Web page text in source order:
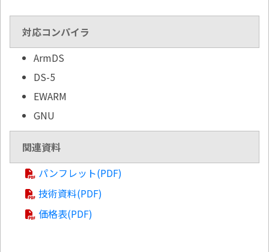
対応コンパイラ
ArmDS
DS-5
EWARM
GNU
関連資料
パンフレット(PDF)
技術資料(PDF)
価格表(PDF)